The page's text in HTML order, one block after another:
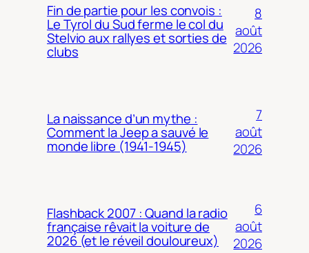
Fin de partie pour les convois :
Le Tyrol du Sud ferme le col du
Stelvio aux rallyes et sorties de
clubs
8
août
2026
La naissance d’un mythe :
Comment la Jeep a sauvé le
monde libre (1941-1945)
7
août
2026
Flashback 2007 : Quand la radio
française rêvait la voiture de
2026 (et le réveil douloureux)
6
août
2026